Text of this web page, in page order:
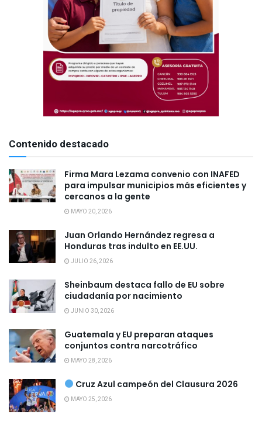
Contenido destacado
Firma Mara Lezama convenio con INAFED
para impulsar municipios más eficientes y
cercanos a la gente
MAYO 20, 2026
Juan Orlando Hernández regresa a
Honduras tras indulto en EE.UU.
JULIO 26, 2026
Sheinbaum destaca fallo de EU sobre
ciudadanía por nacimiento
JUNIO 30, 2026
Guatemala y EU preparan ataques
conjuntos contra narcotráfico
MAYO 28, 2026
Cruz Azul campeón del Clausura 2026
MAYO 25, 2026